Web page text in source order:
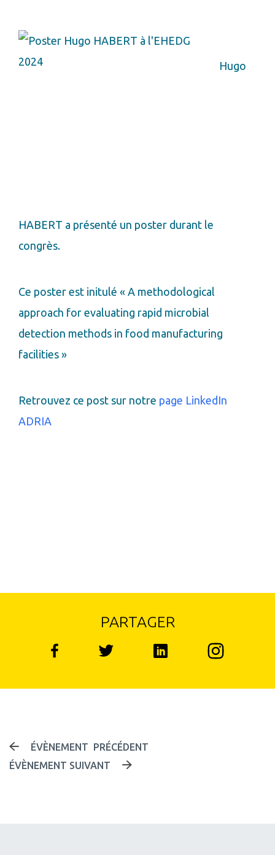
Hugo
HABERT a présenté un poster durant le
congrès.
Ce poster est initulé « A methodological
approach for evaluating rapid microbial
detection methods in food manufacturing
facilities »
Retrouvez ce post sur notre page LinkedIn
ADRIA
PARTAGER
NAVIGATION DES
ÉVÈNEMENT PRÉCÉDENT
ÉVÈNEMENT SUIVANT